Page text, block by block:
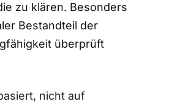
zu klären. Besonders
Bestandteil der
überprüft
nicht auf